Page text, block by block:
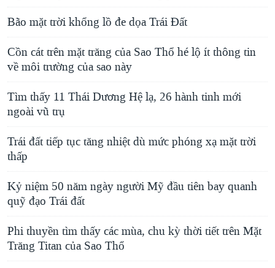
Bão mặt trời khổng lồ đe dọa Trái Đất
Cồn cát trên mặt trăng của Sao Thổ hé lộ ít thông tin
về môi trường của sao này
Tìm thấy 11 Thái Dương Hệ lạ, 26 hành tinh mới
ngoài vũ trụ
Trái đất tiếp tục tăng nhiệt dù mức phóng xạ mặt trời
thấp
Kỷ niệm 50 năm ngày người Mỹ đầu tiên bay quanh
quỹ đạo Trái đất
Phi thuyền tìm thấy các mùa, chu kỳ thời tiết trên Mặt
Trăng Titan của Sao Thổ